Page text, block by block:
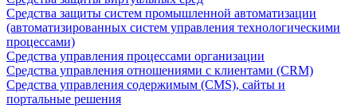
Средства защиты систем промышленной автоматизации
(автоматизированных систем управления технологическими
процессами)
Средства управления процессами организации
Средства управления отношениями с клиентами (CRM)
Средства управления содержимым (CMS), сайты и
портальные решения